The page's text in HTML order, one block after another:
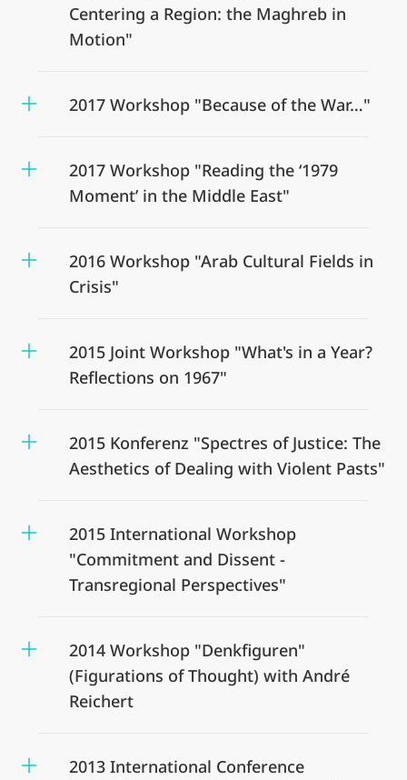
Centering a Region: the Maghreb in
Motion"
2017 Workshop "Because of the War…"
2017 Workshop "Reading the ‘1979
Moment’ in the Middle East"
2016 Workshop "Arab Cultural Fields in
Crisis"
2015 Joint Workshop "What's in a Year?
Reflections on 1967"
2015 Konferenz "Spectres of Justice: The
Aesthetics of Dealing with Violent Pasts"
2015 International Workshop
"Commitment and Dissent -
Transregional Perspectives"
2014 Workshop "Denkfiguren"
(Figurations of Thought) with André
Reichert
2013 International Conference